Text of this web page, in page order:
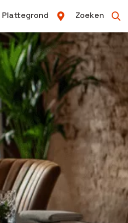
Plattegrond Zoeken